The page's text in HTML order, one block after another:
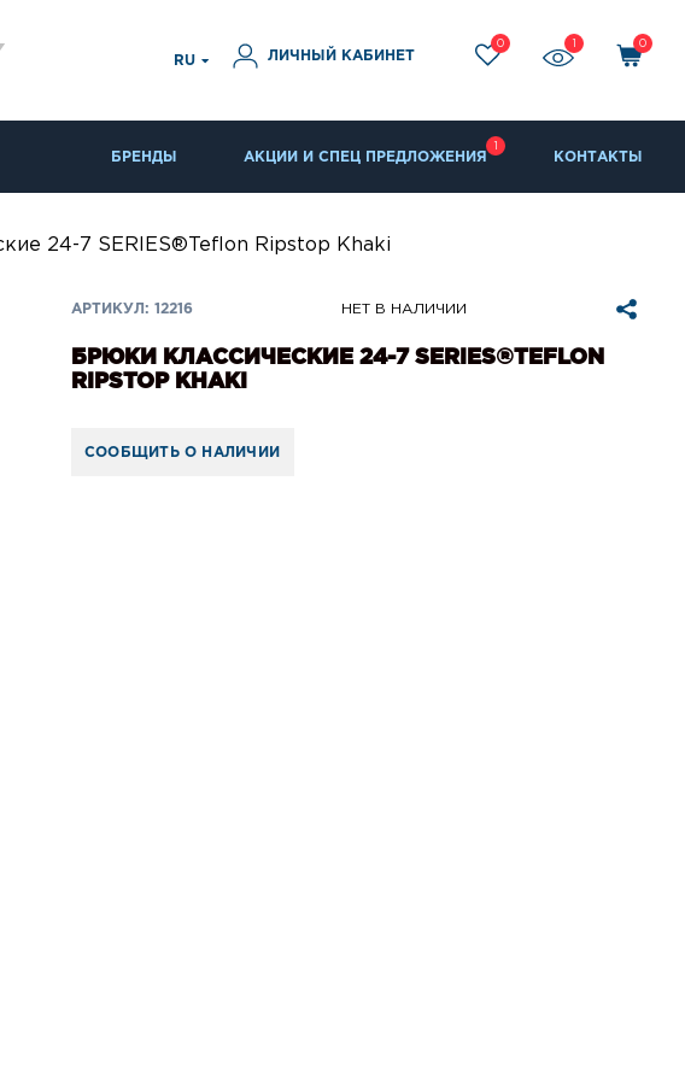
RU ЛИЧНЫЙ КАБИНЕТ
0 0
БРЕНДЫ АКЦИИ И СПЕЦ ПРЕДЛОЖЕНИЯ КОНТАКТЫ
24-7 SERIES®Teflon Ripstop Khaki
АРТИКУЛ: 12216 НЕТ В НАЛИЧИИ
БРЮКИ КЛАССИЧЕСКИЕ 24-7 SERIES®TEFLON
RIPSTOP KHAKI
СООБЩИТЬ О НАЛИЧИИ